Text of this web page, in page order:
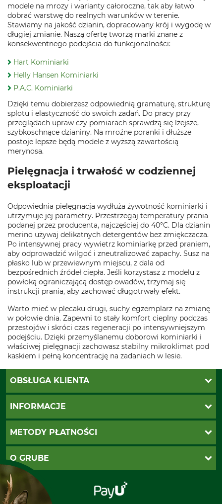
modele na mrozy i warianty całoroczne, tak aby łatwo
dobrać warstwę do realnych warunków w terenie.
Stawiamy na jakość dzianin, dopracowany krój i wygodę w
długiej zmianie. Naszą ofertę tworzą marki znane z
konsekwentnego podejścia do funkcjonalności:
Hart Kominiarki
Helly Hansen Kominiarki
P.A.C. Kominiarki
Dzięki temu dobierzesz odpowiednią gramaturę, strukturę
splotu i elastyczność do swoich zadań. Do pracy przy
przeglądach upraw czy pomiarach sprawdzą się lżejsze,
szybkoschnące dzianiny. Na mroźne poranki i dłuższe
postoje lepsze będą modele z wyższą zawartością
merynosa.
Pielęgnacja i trwałość w codziennej
eksploatacji
Odpowiednia pielęgnacja wydłuża żywotność kominiarki i
utrzymuje jej parametry. Przestrzegaj temperatury prania
podanej przez producenta, najczęściej do 40°C. Dla dzianin
merino używaj delikatnych detergentów bez zmiękczacza.
Po intensywnej pracy wywietrz kominiarkę przed praniem,
aby odprowadzić wilgoć i zneutralizować zapachy. Susz na
płasko lub w przewiewnym miejscu, z dala od
bezpośrednich źródeł ciepła. Jeśli korzystasz z modelu z
powłoką ograniczającą dostęp owadów, trzymaj się
instrukcji prania, aby zachować długotrwały efekt.
Warto mieć w plecaku drugi, suchy egzemplarz na zmianę
w połowie dnia. Zapewni to stały komfort cieplny podczas
przestojów i skróci czas regeneracji po intensywniejszym
podejściu. Dzięki przemyślanemu doborowi kominiarki i
właściwej pielęgnacji zachowasz stabilny mikroklimat pod
kaskiem i pełną koncentrację na zadaniach w lesie.
OBSŁUGA KLIENTA
Katalogi Grube
Ustawienia plików cookie
INFORMACJE
Koszty dostawy
Regulamin sklepu
Klauzula RODO
Odstąpienie od zamówienia
METODY PŁATNOŚCI
PayU
Za pobraniem (z dopłatą)
Polecenie zapłaty SEPA
O GRUBE
Sklep stacjonarny
Kontakt